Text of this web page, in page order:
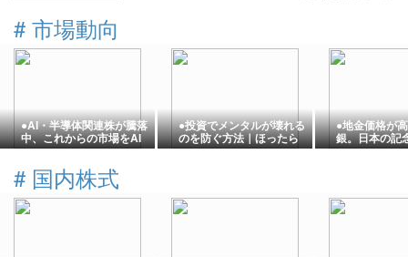
# 市場動向
●AI・半導体関連株が騰落
中、これからの市場をAI
に聞いてみた●
●投資でメンタルが壊れる
のを防ぐ方法｜ほったら
かしで日常を楽しむ考え
●地金価格が
銀。日本の記
資としてアリ
# 国内株式